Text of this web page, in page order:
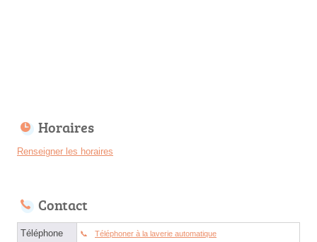
Horaires
Renseigner les horaires
Contact
Téléphone Téléphoner à la laverie automatique